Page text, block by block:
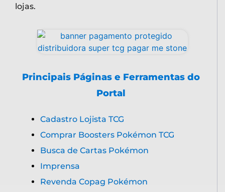
lojas.
Principais Páginas e Ferramentas do
Portal
Cadastro Lojista TCG
Comprar Boosters Pokémon TCG
Busca de Cartas Pokémon
Imprensa
Revenda Copag Pokémon